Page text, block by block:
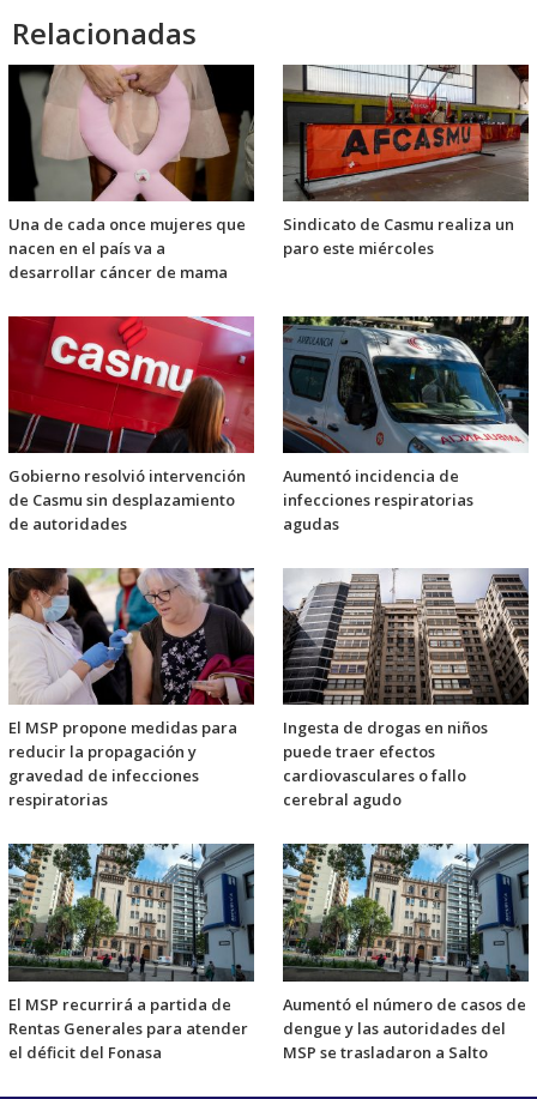
Relacionadas
Una de cada once mujeres que
nacen en el país va a
desarrollar cáncer de mama
Sindicato de Casmu realiza un
paro este miércoles
Gobierno resolvió intervención
de Casmu sin desplazamiento
de autoridades
Aumentó incidencia de
infecciones respiratorias
agudas
El MSP propone medidas para
reducir la propagación y
gravedad de infecciones
respiratorias
Ingesta de drogas en niños
puede traer efectos
cardiovasculares o fallo
cerebral agudo
El MSP recurrirá a partida de
Rentas Generales para atender
el déficit del Fonasa
Aumentó el número de casos de
dengue y las autoridades del
MSP se trasladaron a Salto